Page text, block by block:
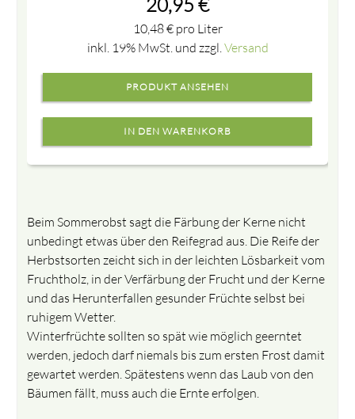
10,48€pro Liter
inkl. 19% MwSt. und zzgl. Versand
PRODUKT ANSEHEN
Beim Sommerobst sagt die Färbung der Kerne nicht
unbedingt etwas über den Reifegrad aus. Die Reife der
Herbstsorten zeicht sich in der leichten Lösbarkeit vom
Fruchtholz, in der Verfärbung der Frucht und der Kerne
und das Herunterfallen gesunder Früchte selbst bei
ruhigem Wetter.
Winterfrüchte sollten so spät wie möglich geerntet
werden, jedoch darf niemals bis zum ersten Frost damit
gewartet werden. Spätestens wenn das Laub von den
Bäumen fällt, muss auch die Ernte erfolgen.